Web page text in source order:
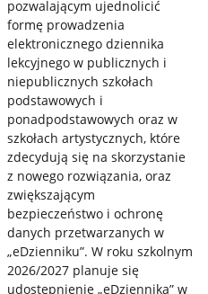
pozwalającym ujednolicić
formę prowadzenia
elektronicznego dziennika
lekcyjnego w publicznych i
niepublicznych szkołach
podstawowych i
ponadpodstawowych oraz w
szkołach artystycznych, które
zdecydują się na skorzystanie
z nowego rozwiązania, oraz
zwiększającym
bezpieczeństwo i ochronę
danych przetwarzanych w
„eDzienniku”. W roku szkolnym
2026/2027 planuje się
udostępnienie „eDziennika” w